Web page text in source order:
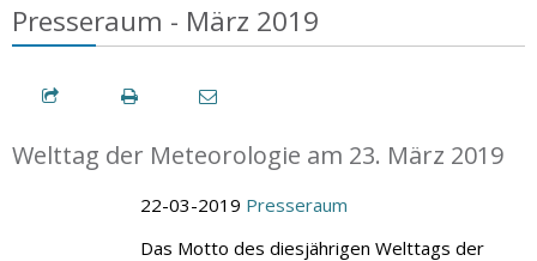
Presseraum - März 2019
Welttag der Meteorologie am 23. März 2019
22-03-2019 Presseraum
Das Motto des diesjährigen Welttags der